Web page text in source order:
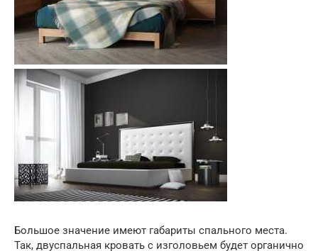
Большое значение имеют габариты спального места.
Так, двуспальная кровать с изголовьем будет органично